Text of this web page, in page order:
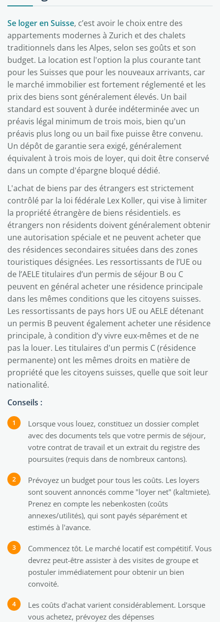
Se loger en Suisse, c’est avoir le choix entre des
appartements modernes à Zurich et des chalets
traditionnels dans les Alpes, selon ses goûts et son
budget. La location est l'option la plus courante tant
pour les Suisses que pour les nouveaux arrivants, car
le marché immobilier est fortement réglementé et les
prix des biens sont généralement élevés. Un bail
standard est souvent à durée indéterminée avec un
préavis légal minimum de trois mois, bien qu'un
préavis plus long ou un bail fixe puisse être convenu.
Un dépôt de garantie sera exigé, généralement
équivalent à trois mois de loyer, qui doit être conservé
dans un compte d'épargne bloqué dédié.
L'achat de biens par des étrangers est strictement
contrôlé par la loi fédérale Lex Koller, qui vise à limiter
la propriété étrangère de biens résidentiels. es
étrangers non résidents doivent généralement obtenir
une autorisation spéciale et ne peuvent acheter que
des résidences secondaires situées dans des zones
touristiques désignées. Les ressortissants de l’UE ou
de l’AELE titulaires d’un permis de séjour B ou C
peuvent en général acheter une résidence principale
dans les mêmes conditions que les citoyens suisses.
Les ressortissants de pays hors UE ou AELE détenant
un permis B peuvent également acheter une résidence
principale, à condition d’y vivre eux-mêmes et de ne
pas la louer. Les titulaires d'un permis C (résidence
permanente) ont les mêmes droits en matière de
propriété que les citoyens suisses, quelle que soit leur
nationalité.
Conseils :
Lorsque vous louez, constituez un dossier complet
avec des documents tels que votre permis de séjour,
votre contrat de travail et un extrait du registre des
poursuites (requis dans de nombreux cantons).
Prévoyez un budget pour tous les coûts. Les loyers
sont souvent annoncés comme "loyer net" (kaltmiete).
Prenez en compte les nebenkosten (coûts
annexes/utilités), qui sont payés séparément et
estimés à l'avance.
Commencez tôt. Le marché locatif est compétitif. Vous
devrez peut-être assister à des visites de groupe et
postuler immédiatement pour obtenir un bien
convoité.
Les coûts d'achat varient considérablement. Lorsque
vous achetez, prévoyez des dépenses